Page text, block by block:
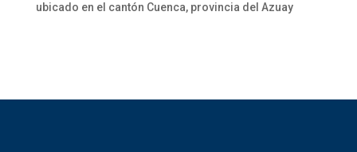
ubicado en el cantón Cuenca, provincia del Azuay